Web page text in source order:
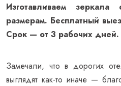
Изготавливаем
размерам. Бесплатный
Срок — от 3 рабочих дней.
Замечали, что в дорогих
выглядят как-то иначе —